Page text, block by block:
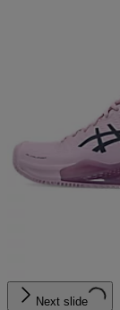
Next slide